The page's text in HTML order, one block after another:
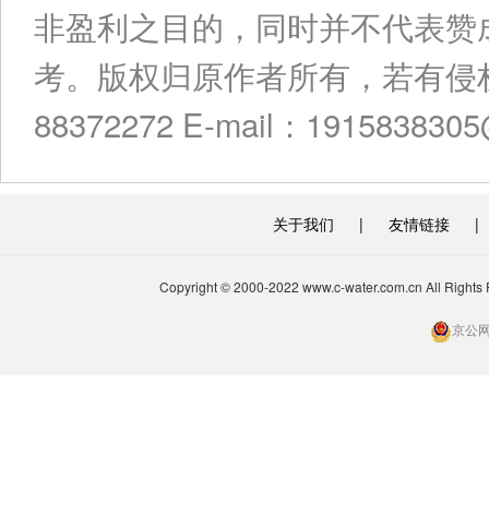
非盈利之目的，同时并不代表
考。版权归原作者所有，若有
88372272 E-mail：
关于我们 | 友情链接 |
Copyright © 2000-2022 www.c-water.com.cn All
京公